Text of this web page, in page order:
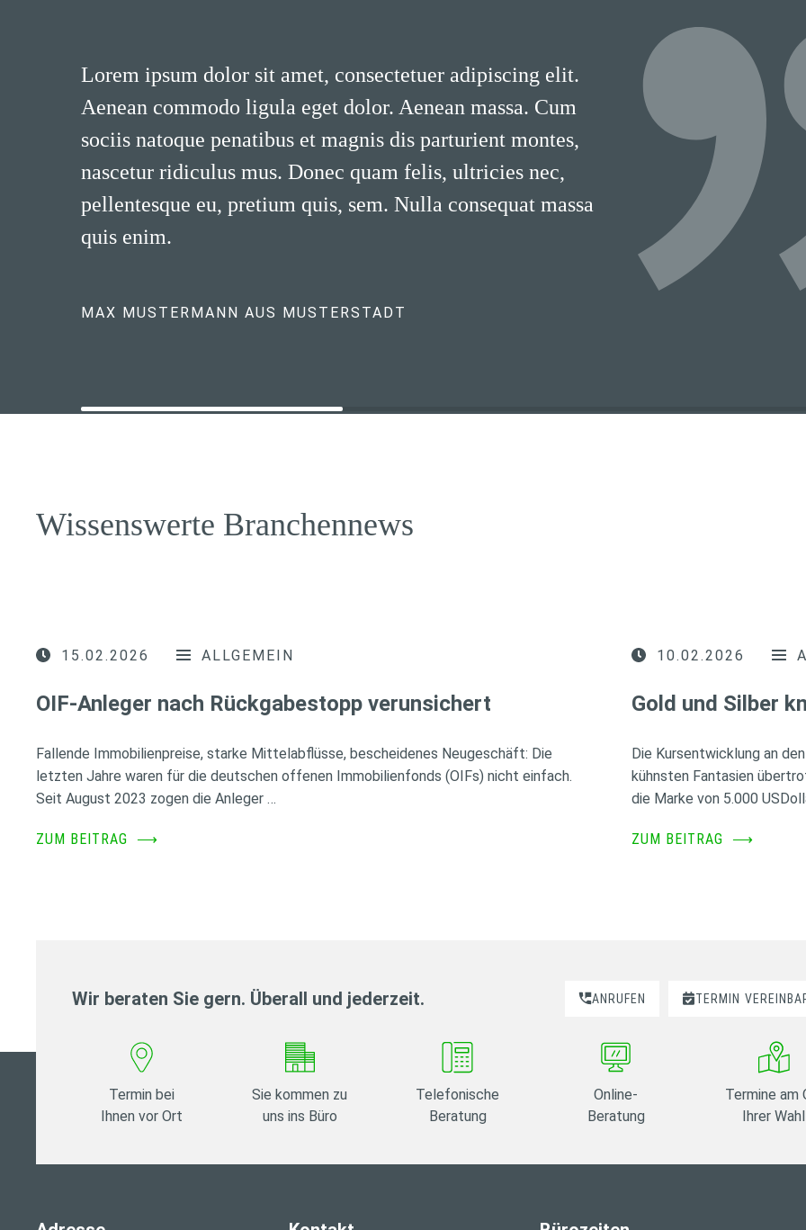
Lorem ipsum dolor sit amet, consectetuer adipiscing elit.
Aenean commodo ligula eget dolor. Aenean massa. Cum
sociis natoque penatibus et magnis dis parturient montes,
nascetur ridiculus mus. Donec quam felis, ultricies nec,
pellentesque eu, pretium quis, sem. Nulla consequat massa
quis enim.
MAX MUSTERMANN AUS MUSTERSTADT
Wissenswerte Branchennews
15.02.2026 ALLGEMEIN
OIF-Anleger nach Rückgabestopp verunsichert
Fallende Immobilienpreise, starke Mittelabflüsse, bescheidenes Neugeschäft: Die
letzten Jahre waren für die deutschen offenen Immobilienfonds (OIFs) nicht einfach.
Seit August 2023 zogen die Anleger …
ZUM BEITRAG ⟶
10.02.2026
Gold und Silber
Die Kursentwicklung an
kühnsten Fantasien
die Marke von 5.000
ZUM BEITRAG ⟶
Wir beraten Sie gern. Überall und jederzeit. ANRUFEN TERMIN
Termin bei
Ihnen vor Ort
Sie kommen zu
uns ins Büro
Telefonische
Beratung
Online-
Beratung
Termine am
Ihrer Wahl